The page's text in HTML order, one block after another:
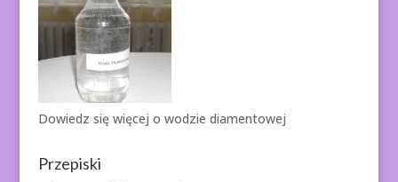
Dowiedz się więcej o wodzie diamentowej
Przepiski